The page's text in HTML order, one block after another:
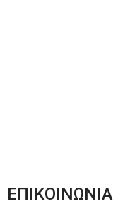
ΕΠΙΚΟΙΝΩΝΙΑ